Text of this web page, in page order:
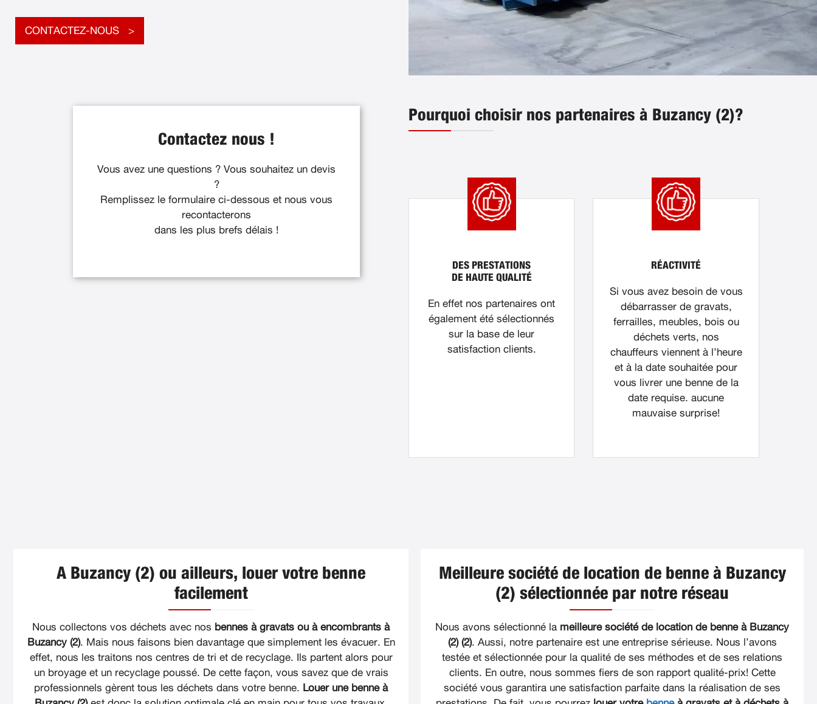
CONTACTEZ-NOUS
Contactez nous !
Vous avez une questions ? Vous souhaitez un devis
?
Remplissez le formulaire ci-dessous et nous vous
recontacterons
dans les plus brefs délais !
Pourquoi choisir nos partenaires à Buzancy (2)?
DES PRESTATIONS
DE HAUTE QUALITÉ
En effet nos partenaires ont
également été sélectionnés
sur la base de leur
satisfaction clients.
RÉACTIVITÉ
Si vous avez besoin de vous
débarrasser de gravats,
ferrailles, meubles, bois ou
déchets verts, nos
chauffeurs viennent à l’heure
et à la date souhaitée pour
vous livrer une benne de la
date requise. aucune
mauvaise surprise!
A Buzancy (2) ou ailleurs, louer votre benne
facilement
Nous collectons vos déchets avec nos bennes à gravats ou à encombrants à
Buzancy (2). Mais nous faisons bien davantage que simplement les évacuer. En
effet, nous les traitons nos centres de tri et de recyclage. Ils partent alors pour
un broyage et un recyclage poussé. De cette façon, vous savez que de vrais
professionnels gèrent tous les déchets dans votre benne. Louer une benne à
Meilleure société de location de benne à Buzancy
(2) sélectionnée par notre réseau
Nous avons sélectionné la meilleure société de location de benne à Buzancy
(2) (2). Aussi, notre partenaire est une entreprise sérieuse. Nous l’avons
testée et sélectionnée pour la qualité de ses méthodes et de ses relations
clients. En outre, nous sommes fiers de son rapport qualité-prix! Cette
société vous garantira une satisfaction parfaite dans la réalisation de ses